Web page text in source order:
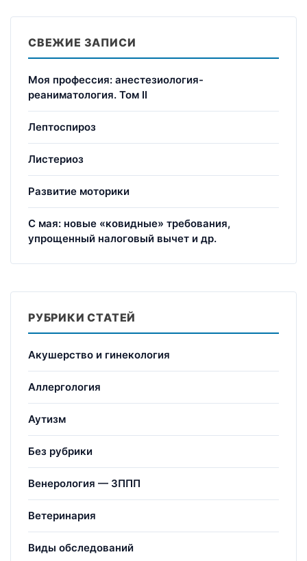
СВЕЖИЕ ЗАПИСИ
Моя профессия: анестезиология-
реаниматология. Том II
Лептоспироз
Листериоз
Развитие моторики
С мая: новые «ковидные» требования,
упрощенный налоговый вычет и др.
РУБРИКИ СТАТЕЙ
Акушерство и гинекология
Аллергология
Аутизм
Без рубрики
Венерология — ЗППП
Ветеринария
Виды обследований